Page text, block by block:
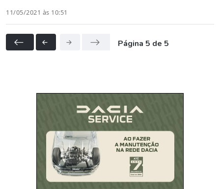
11/05/2021 às 10:51
Página 5 de 5